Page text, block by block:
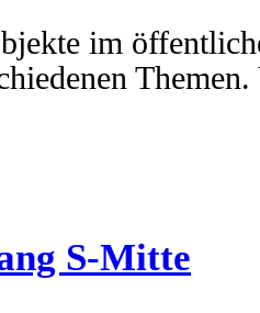
im
S-Mitte